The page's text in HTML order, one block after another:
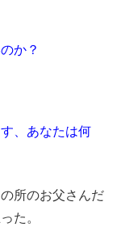
か？
、あなたは何
所のお父さんだ
た。